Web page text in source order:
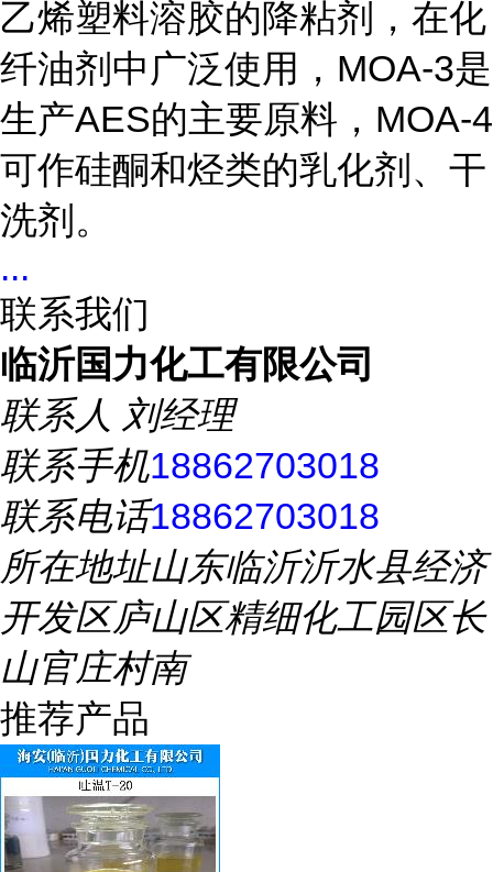
乙烯塑料溶胶的降粘剂，在化
纤油剂中广泛使用，MOA-3是
生产AES的主要原料，MOA-4
可作硅酮和烃类的乳化剂、干
洗剂。
...
联系我们
临沂国力化工有限公司
联系人 刘经理
联系手机18862703018
联系电话18862703018
所在地址山东临沂沂水县经济
开发区庐山区精细化工园区长
山官庄村南
推荐产品